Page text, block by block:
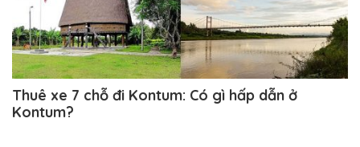
Thuê xe 7 chỗ đi Kontum: Có gì hấp dẫn ở
Kontum?